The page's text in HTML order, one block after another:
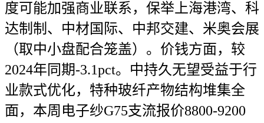
度可能加强商业联系，保举上海港湾、科
达制制、中材国际、中邦交建、米奥会展
（取中小盘配合笼盖）。价钱方面，较
2024年同期-3.1pct。中持久无望受益于行
业款式优化，特种玻纤产物结构堆集全
面，本周电子纱G75支流报价8800-9200